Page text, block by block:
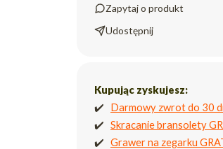
Zapytaj o produkt
Udostępnij
Kupując zyskujesz:
✔️ Darmowy zwrot do 30
✔️ Skracanie bransolety
✔️ Grawer na zegarku